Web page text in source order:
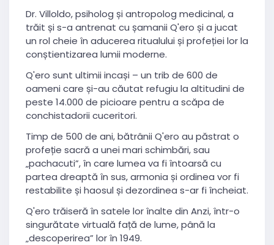
Dr. Villoldo, psiholog și antropolog medicinal, a
trăit și s-a antrenat cu șamanii Q'ero și a jucat
un rol cheie în aducerea ritualului și profeției lor la
conștientizarea lumii moderne.
Q'ero sunt ultimii incași – un trib de 600 de
oameni care și-au căutat refugiu la altitudini de
peste 14.000 de picioare pentru a scăpa de
conchistadorii cuceritori.
Timp de 500 de ani, bătrânii Q'ero au păstrat o
profeție sacră a unei mari schimbări, sau
„pachacuti”, în care lumea va fi întoarsă cu
partea dreaptă în sus, armonia și ordinea vor fi
restabilite și haosul și dezordinea s-ar fi încheiat.
Q'ero trăiseră în satele lor înalte din Anzi, într-o
singurătate virtuală față de lume, până la
„descoperirea” lor în 1949.